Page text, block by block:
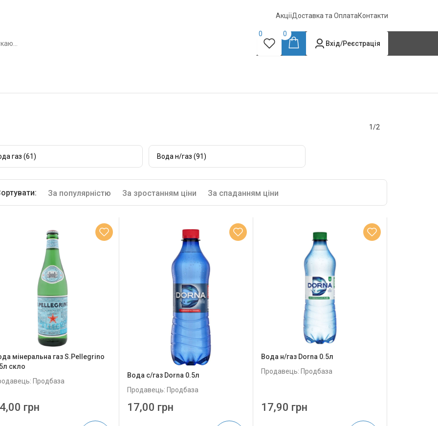
АкціїДоставка та ОплатаКонтакти
0
0
Вхід/Реєстрація
1/2
газ (61) Вода н/газ (91)
За популярністю За зростанням ціни За спаданням ціни
мінеральна газ S.Pellegrino
скло
Продбаза
грн
Вода с/газ Dorna 0.5л
Продавець: Продбаза
17,00 грн
Вода н/газ Dorna 0.5л
Продавець: Продбаза
17,90 грн